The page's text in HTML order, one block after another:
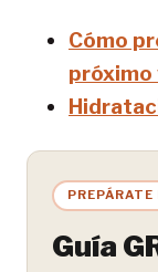
Cómo
próximo
PREPÁRATE
Guía